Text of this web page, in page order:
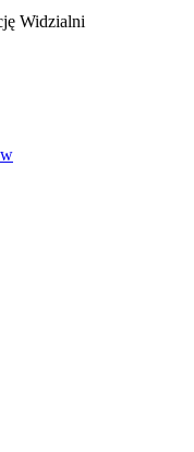
Widzialni